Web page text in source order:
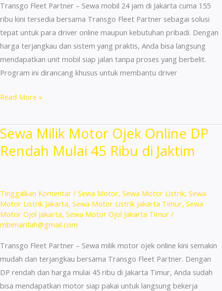
Aja
di
Jakarta!
Transgo Fleet Partner – Sewa mobil 24 jam di Jakarta cuma 155
ribu kini tersedia bersama Transgo Fleet Partner sebagai solusi
tepat untuk para driver online maupun kebutuhan pribadi. Dengan
harga terjangkau dan sistem yang praktis, Anda bisa langsung
mendapatkan unit mobil siap jalan tanpa proses yang berbelit.
Program ini dirancang khusus untuk membantu driver
Sewa
24
Jam
di
155
Ribu
–
Bisa
Untuk
Driver!
Read More »
Sewa Milik Motor Ojek Online DP
Rendah Mulai 45 Ribu di Jaktim
Tinggalkan Komentar / Sewa Motor, Sewa Motor Listrik, Sewa
Motor Listrik Jakarta, Sewa Motor Listrik Jakarta Timur, Sewa
Motor Ojol Jakarta, Sewa Motor Ojol Jakarta Timur /
mbimarifah@gmail.com
Transgo Fleet Partner – Sewa milik motor ojek online kini semakin
mudah dan terjangkau bersama Transgo Fleet Partner. Dengan
DP rendah dan harga mulai 45 ribu di Jakarta Timur, Anda sudah
bisa mendapatkan motor siap pakai untuk langsung bekerja